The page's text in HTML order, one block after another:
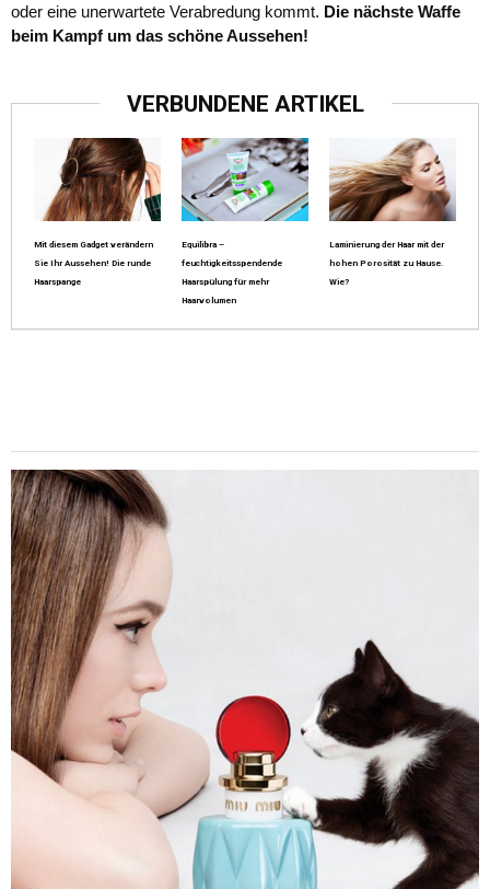
oder eine unerwartete Verabredung kommt. Die nächste Waffe
beim Kampf um das schöne Aussehen!
VERBUNDENE ARTIKEL
Mit diesem Gadget verändern
Sie Ihr Aussehen! Die runde
Haarspange
Equilibra –
feuchtigkeitsspendende
Haarspülung für mehr
Haarvolumen
Laminierung der Haar mit der
hohen Porosität zu Hause.
Wie?